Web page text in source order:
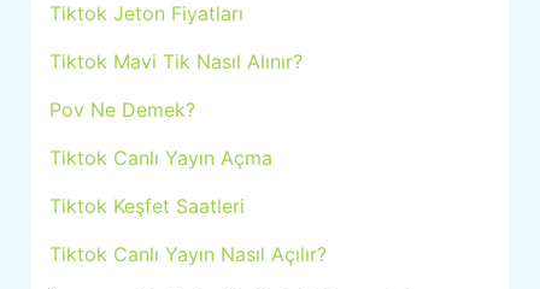
Tiktok Jeton Fiyatları
Tiktok Mavi Tik Nasıl Alınır?
Pov Ne Demek?
Tiktok Canlı Yayın Açma
Tiktok Keşfet Saatleri
Tiktok Canlı Yayın Nasıl Açılır?